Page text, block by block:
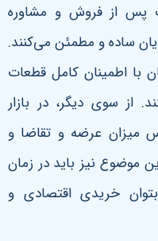
پس از فروش و مشاوره
ساده و مطمئن می‌کنند.
با اطمینان کامل قطعات
از سوی دیگر، در بازار
میزان عرضه و تقاضا و
موضوع نیز باید در زمان
خریدی اقتصادی و